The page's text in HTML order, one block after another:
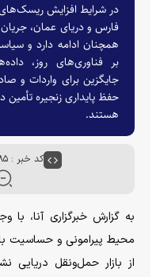
در شرایط افزایش
فارس و دریای عمان، جریان
همچنان ادامه دارد و
بر فناوری‌های روز،
جایگزین برای واردات و
حفظ پایداری زنجیره تأمین
هستند.
کد خبر : ۱۰۶۰۳۸۵
به گزارش خبرگزاری آنا، با
محیط پیرامونی و حساسیت
از بازار حمل‌ونقل